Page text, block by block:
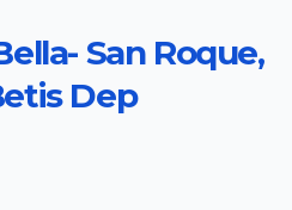
San Roque,
Dep